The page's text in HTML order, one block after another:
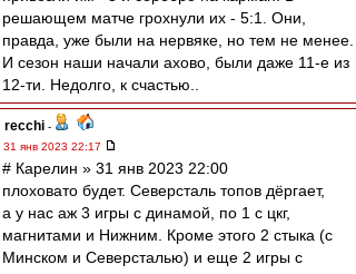
решающем матче грохнули их - 5:1. Они,
правда, уже были на нервяке, но тем не менее.
И сезон наши начали ахово, были даже 11-е из
12-ти. Недолго, к счастью..
recchi -
31 янв 2023 22:17
# Карелин » 31 янв 2023 22:00
плоховато будет. Северсталь топов дёргает,
а у нас аж 3 игры с динамой, по 1 с цкг,
магнитами и Нижним. Кроме этого 2 стыка (с
Минском и Северсталью) и еще 2 игры с